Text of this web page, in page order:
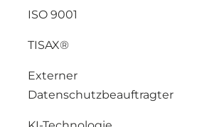
ISO 9001
TISAX®
Externer
Datenschutzbeauftragter